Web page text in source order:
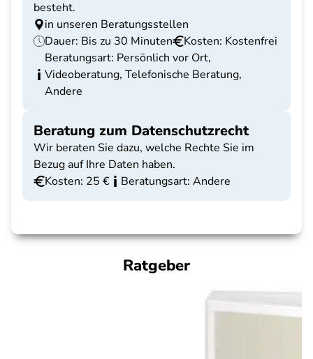
besteht.
in unseren Beratungsstellen
Dauer: Bis zu 30 Minuten
Kosten: Kostenfrei
Beratungsart: Persönlich vor Ort,
Videoberatung, Telefonische Beratung,
Andere
Beratung zum Datenschutzrecht
Wir beraten Sie dazu, welche Rechte Sie im
Bezug auf Ihre Daten haben.
Kosten: 25 €
Beratungsart: Andere
Ratgeber